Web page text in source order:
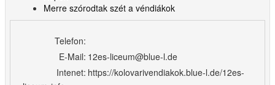
Merre szórodtak szét a véndiákok
Telefon:
E-Mail: 12es-liceum@blue-l.de
Intenet: https://kolovarivendiakok.blue-l.de/12es-